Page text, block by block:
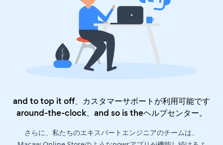
and to top it off、カスタマーサポートが利用可能です
around-the-clock、and so is theヘルプセンター。
さらに、私たちのエキスパートエンジニアのチームは、